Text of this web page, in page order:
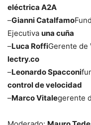
eléctrica A2A
–Gianni Catalfamo
Ejecutiva una cuña
–Luca RoffiGerente de
lectry.co
–Leonardo Spacconi
control de velocidad
–Marco Vitalegerente